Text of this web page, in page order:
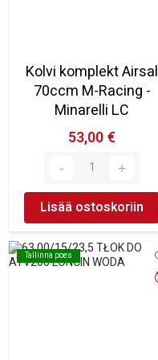
Kolvi komplekt Airsal
70ccm M-Racing -
Minarelli LC
53,00 €
Lisää ostoskoriin
Tallinna poes
Tallinna poes